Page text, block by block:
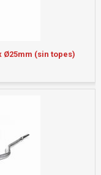
x Ø25mm (sin topes)